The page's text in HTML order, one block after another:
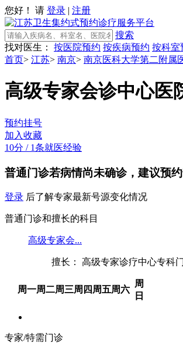
您好！ 请 登录 | 注册
搜索
找对医生：
按医院预约 按疾病预约 按科室
首页> 江苏> 南京> 南京医科大学第二附属
高级专家会诊中心医
预约挂号
加入收藏
10分 / 1条就医经验
普通门诊若病情尚未确诊，建议预
登录 后了解专家最新号源变化情况
普通门诊和擅长的科目
高级专家会...
擅长： 高级专家诊疗中心专科
周一周二周三周四 周五周六
周
日
专家/特需门诊